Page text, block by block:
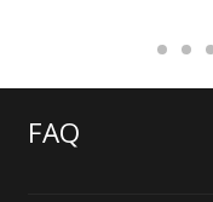
FAQ